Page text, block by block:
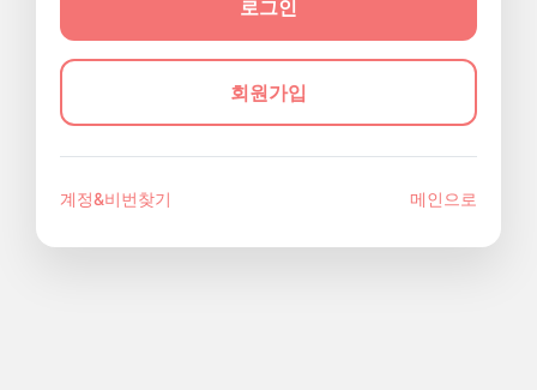
회원가입
계정&비번찾기 메인으로